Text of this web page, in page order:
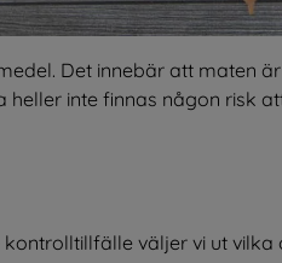
Det innebär att maten
heller inte finnas någon risk
väljer vi ut vilka